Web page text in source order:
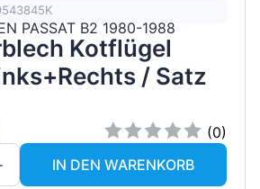
PASSAT B2 1980-1988
Kotflügel
/ Satz
(0)
IN DEN WARENKORB